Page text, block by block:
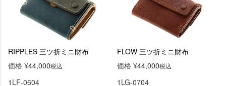
RIPPLES 三ツ折ミニ財布
価格 ¥44,000税込
1LF-0604
FLOW 三ツ折ミニ財布
価格 ¥44,000税込
1LG-0704